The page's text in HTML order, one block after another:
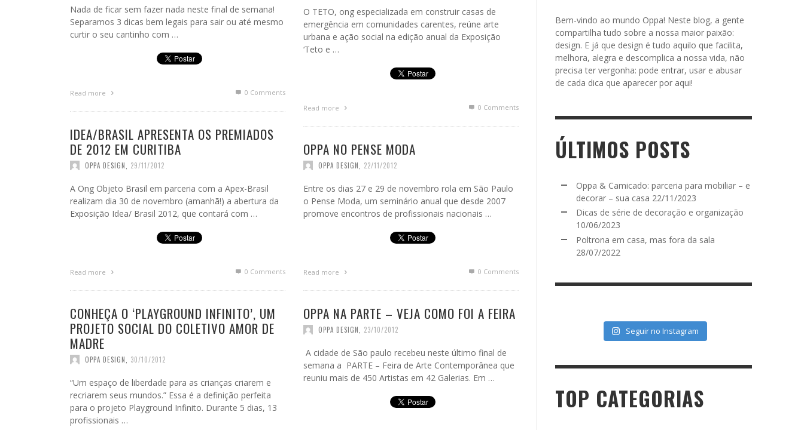
O TETO, ong especializada em construir casas de
emergência em comunidades carentes, reúne arte
urbana e ação social na edição anual da Exposição
‘Teto e …
Read more 0 Comments
Nada de ficar sem fazer nada neste final de semana!
Separamos 3 dicas bem legais para sair ou até mesmo
curtir o seu cantinho com …
Read more 0 Comments
IDEA/BRASIL APRESENTA OS PREMIADOS
DE 2012 EM CURITIBA
OPPA DESIGN 29/11/2012
A Ong Objeto Brasil em parceria com a Apex-Brasil
realizam dia 30 de novembro (amanhã!) a abertura da
Exposição Idea/ Brasil 2012, que contará com …
Read more 0 Comments
OPPA NO PENSE MODA
OPPA DESIGN 22/11/2012
Entre os dias 27 e 29 de novembro rola em São Paulo
o Pense Moda, um seminário anual que desde 2007
promove encontros de profissionais nacionais …
Read more 0 Comments
CONHEÇA O ‘PLAYGROUND INFINITO’, UM
PROJETO SOCIAL DO COLETIVO AMOR DE
MADRE
OPPA DESIGN 30/10/2012
“Um espaço de liberdade para as crianças criarem e
recriarem seus mundos.” Essa é a definição perfeita
para o projeto Playground Infinito. Durante 5 dias, 13
profissionais …
OPPA NA PARTE – VEJA COMO FOI A FEIRA
OPPA DESIGN 23/10/2012
A cidade de São paulo recebeu neste último final de
semana a PARTE – Feira de Arte Contemporânea que
reuniu mais de 450 Artistas em 42 Galerias. Em …
Bem-vindo ao mundo Oppa! Neste blog, a gente
compartilha tudo sobre a nossa maior paixão:
design. E já que design é tudo aquilo que facilita,
melhora, alegra e descomplica a nossa vida, não
precisa ter vergonha: pode entrar, usar e abusar
de cada dica que aparecer por aqui!
ÚLTIMOS POSTS
Oppa & Camicado: parceria para mobiliar – e
decorar – sua casa 22/11/2023
Dicas de série de decoração e organização
10/06/2023
Poltrona em casa, mas fora da sala
28/07/2022
Seguir no Instagram
TOP CATEGORIAS